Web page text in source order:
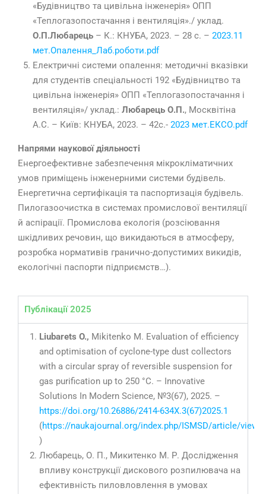
«Будівництво та цивільна інженерія» ОПП
«Теплогазопостачання і вентиляція»./ уклад.
О.П.Любарець – К.: КНУБА, 2023. – 28 с. – 2023.11
мет.Опалення_Лаб.роботи.pdf
Електричні системи опалення: методичні вказівки
для студентів спеціальності 192 «Будівництво та
цивільна інженерія» ОПП «Теплогазопостачання і
вентиляція»/ уклад.: Любарець О.П., Москвітіна
А.С. – Київ: КНУБА, 2023. – 42с.- 2023 мет.ЕКСО.pdf
Напрями наукової діяльності
Енергоефективне забезпечення мікрокліматичних
умов приміщень інженерними системи будівель.
Енергетична сертифікація та паспортизація будівель.
Пилогазоочистка в системах промислової вентиляції
й аспірації. Промислова екологія (розсіювання
шкідливих речовин, що викидаються в атмосферу,
розробка нормативів гранично-допустимих викидів,
екологічні паспорти підприємств…).
Публікації 2025
Liubarets O., Mikitenko M. Evaluation of efficiency
and optimisation of cyclone-type dust collectors
with a circular spray of reversible suspension for
gas purification up to 250 °C. – Innovative
Solutions In Modern Science, №3(67), 2025. –
https://doi.org/10.26886/2414-634X.3(67)2025.1
(https://naukajournal.org/index.php/ISMSD/article/view/
)
Любарець, О. П., Микитенко М. Р. Дослідження
впливу конструкції дискового розпилювача на
ефективність пиловловлення в умовах